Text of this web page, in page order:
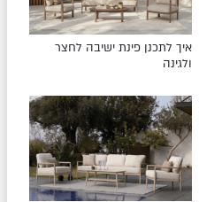
איך לתכנן פינת ישיבה לחצר
ולגינה